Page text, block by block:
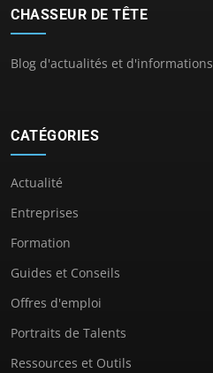
CHASSEUR DE TÊTE
Blog d'actualités et d'informations
CATÉGORIES
Actualité
Entreprises
Formation
Guides et Conseils
Offres d'emploi
Portraits de Talents
Ressources et Outils